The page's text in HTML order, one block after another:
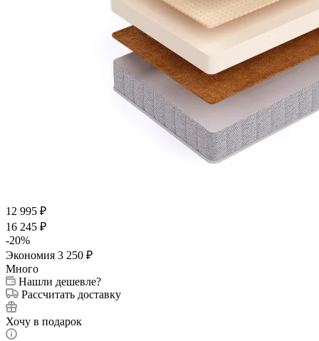
12 995 ₽
16 245 ₽
-20%
Экономия 3 250 ₽
Много
Нашли дешевле?
Рассчитать доставку
Хочу в подарок